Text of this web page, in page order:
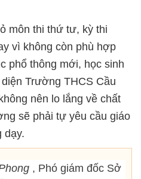
môn thi thứ tư, kỳ thi
vì không còn phù hợp
phổ thông mới, học sinh
Trường THCS Cầu
nên lo lắng về chất
sẽ phải tự yêu cầu giáo
dạy.
, Phó giám đốc Sở